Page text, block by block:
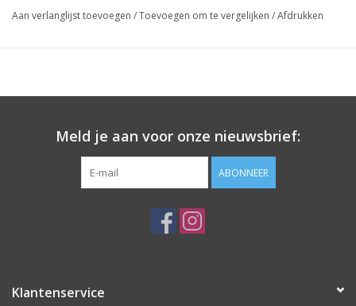
Aan verlanglijst toevoegen /Toevoegen om te vergelijken /Afdrukken
Meld je aan voor onze nieuwsbrief:
ABONNEER
Klantenservice